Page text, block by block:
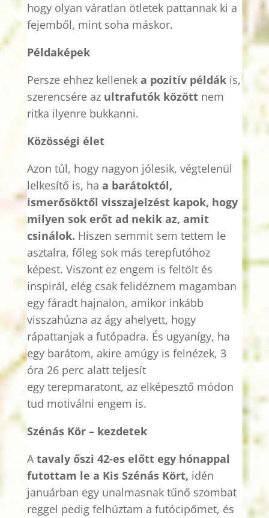
hogy olyan váratlan ötletek pattannak ki a
fejemből, mint soha máskor.
Példaképek
Persze ehhez kellenek a pozitív példákis,
szerencsére az ultrafutók közöttnem
ritka ilyenre bukkanni.
Közösségi élet
Azon túl, hogy nagyon jólesik, végtelenül
lelkesítő is, ha a barátoktól,
ismerősöktől visszajelzést kapok, hogy
milyen sok erőt ad nekik az, amit
csinálok. Hiszen semmit sem tettem le
asztalra, főleg sok más terepfutóhoz
képest. Viszont ez engem is feltölt és
inspirál, elég csak felidéznem magamban
egy fáradt hajnalon, amikor inkább
visszahúzna az ágy ahelyett, hogy
rápattanjak a futópadra. És ugyanígy, ha
egy barátom, akire amúgy is felnézek, 3
óra 26 perc alatt teljesít
egy terepmaratont, az elképesztő módon
tud motiválni engem is.
Szénás Kör – kezdetek
Atavaly őszi 42-es előtt egy hónappal
futottam le a Kis Szénás Kört, idén
januárban egy unalmasnak tűnő szombat
reggel pedig felhúztam a futócipőmet, és